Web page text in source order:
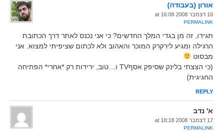
אורון (בעבודה)
16 דצמבר 2008 at 16:08
PERMALINK
תגידו, זה מן בגדי המלך החדשים? כי אני נכנס לאתר דרך הכתובת
הרגילה ומגיע לירקרק המוכר והאהוב ולא לכתום שציפיתי למצוא. אני
מבסוט
(כי הצצתי בלינק שסיפק אסףTV ו…טוב, ירידות רק *אחרי* הפתיחה
החגיגית)
REPLY
א' נדב
17 דצמבר 2008 at 18:18
PERMALINK